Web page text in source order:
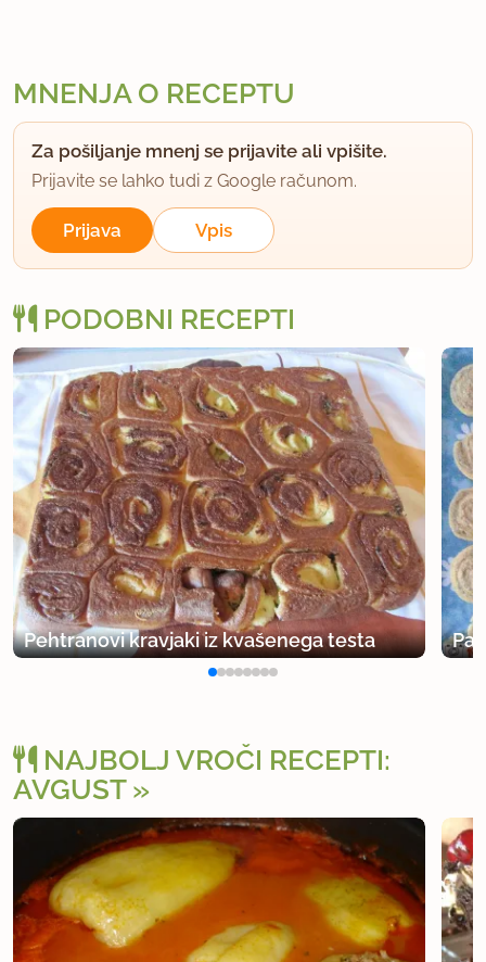
MNENJA O RECEPTU
Za pošiljanje mnenj se prijavite ali vpišite.
Prijavite se lahko tudi z Google računom.
Prijava Vpis
PODOBNI RECEPTI
Pehtranovi kravjaki iz kvašenega testa
NAJBOLJ VROČI RECEPTI:
AVGUST